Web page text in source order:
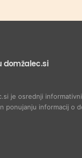
domžalec.si
je osrednji
ponujanju informacij o